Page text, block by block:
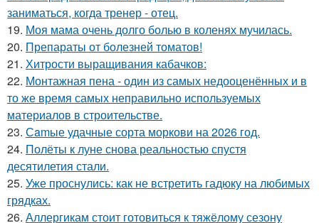
заниматься, когда тренер - отец.
19. Моя мама очень долго болью в коленях мучилась.
20. Препараты от болезней томатов!
21. Хитрости выращивания кабачков:
22. Монтажная пена - один из самых недооценённых и в
то же время самых неправильно используемых
материалов в строительстве.
23. Сamые удачные сорта моркови на 2026 год.
24. Полёты к луне снова реальностью спустя
десятилетия стали.
25. Уже проснулись: как не встретить гадюку на любимых
грядках.
26. Аллергикам стоит готовиться к тяжёлому сезону